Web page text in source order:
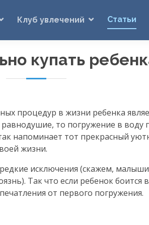
Клуб увлечений Статьи
купать
процедур в жизни ребенка
то погружение в воду
напоминает тот прекрасный
жизни.
исключения (скажем,
Так что если ребенок боится
от первого погружения.